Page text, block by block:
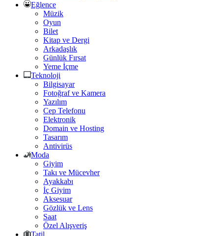
Eğlence
Müzik
Oyun
Bilet
Kitap ve Dergi
Arkadaşlık
Günlük Fırsat
Yeme İçme
Teknoloji
Bilgisayar
Fotoğraf ve Kamera
Yazılım
Cep Telefonu
Elektronik
Domain ve Hosting
Tasarım
Antivirüs
Moda
Giyim
Takı ve Mücevher
Ayakkabı
İç Giyim
Aksesuar
Gözlük ve Lens
Saat
Özel Alışveriş
Tatil